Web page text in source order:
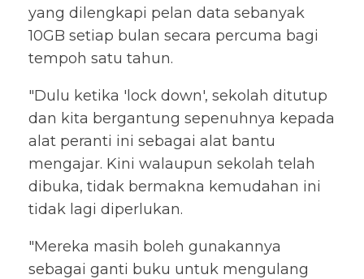
yang dilengkapi pelan data sebanyak
10GB setiap bulan secara percuma bagi
tempoh satu tahun.
"Dulu ketika 'lock down', sekolah ditutup
dan kita bergantung sepenuhnya kepada
alat peranti ini sebagai alat bantu
mengajar. Kini walaupun sekolah telah
dibuka, tidak bermakna kemudahan ini
tidak lagi diperlukan.
"Mereka masih boleh gunakannya
sebagai ganti buku untuk mengulang